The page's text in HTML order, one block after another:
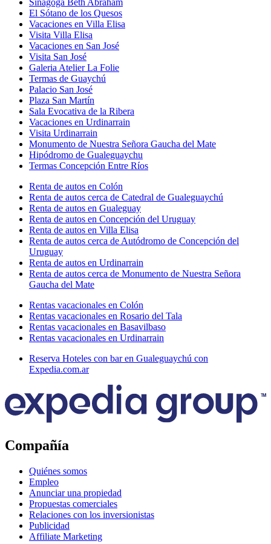
El Sótano de los Quesos
Vacaciones en Villa Elisa
Visita Villa Elisa
Vacaciones en San José
Visita San José
Galeria Atelier La Folie
Termas de Guaychú
Palacio San José
Plaza San Martín
Sala Evocativa de la Ribera
Vacaciones en Urdinarrain
Visita Urdinarrain
Monumento de Nuestra Señora Gaucha del Mate
Hipódromo de Gualeguaychu
Termas Concepción Entre Ríos
Renta de autos en Colón
Renta de autos cerca de Catedral de Gualeguaychú
Renta de autos en Gualeguay
Renta de autos en Concepción del Uruguay
Renta de autos en Villa Elisa
Renta de autos cerca de Autódromo de Concepción del
Uruguay
Renta de autos en Urdinarrain
Renta de autos cerca de Monumento de Nuestra Señora
Gaucha del Mate
Rentas vacacionales en Colón
Rentas vacacionales en Rosario del Tala
Rentas vacacionales en Basavilbaso
Rentas vacacionales en Urdinarrain
Reserva Hoteles con bar en Gualeguaychú con
Expedia.com.ar
Compañía
Quiénes somos
Empleo
Anunciar una propiedad
Propuestas comerciales
Relaciones con los inversionistas
Publicidad
Affiliate Marketing